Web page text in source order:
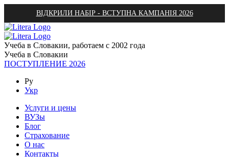
ВІДКРИЛИ НАБІР - ВСТУПНА КАМПАНІЯ 2026
Учеба в Словакии, работаем с 2002 года
Учеба в Словакии
ПОСТУПЛЕНИЕ 2026
Ру
Укр
Услуги и цены
ВУЗы
Блог
Страхование
О нас
Контакты